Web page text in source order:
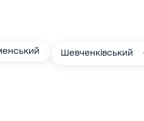
Шевченківський